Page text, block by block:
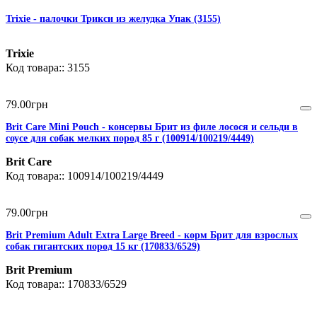
Trixie - палочки Трикси из желудка Упак (3155)
Trixie
3155
79.00грн
Brit Care Mini Pouch - консервы Брит из филе лосося и сельди в
соусе для собак мелких пород 85 г (100914/100219/4449)
Brit Care
100914/100219/4449
79.00грн
Brit Premium Adult Extra Large Breed - корм Брит для взрослых
собак гигантских пород 15 кг (170833/6529)
Brit Premium
170833/6529